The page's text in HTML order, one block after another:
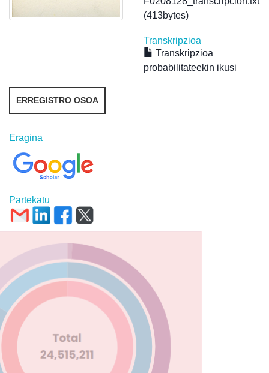
(413bytes)
Transkripzioa
Transkripzioa
probabilitateekin ikusi
ERREGISTRO OSOA
Eragina
Partekatu